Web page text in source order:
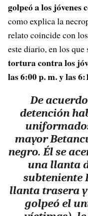
golpeó a los jóvenes
como explica la
relato coincide con
este diario, en los que
tortura contra los
las 6:00 p. m. y las
De
detención
mayor
negro. Él se
una llanta
subteniente
llanta trasera
golpeó el